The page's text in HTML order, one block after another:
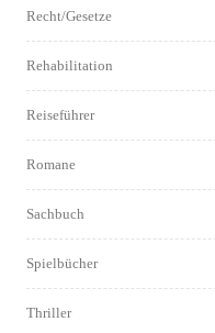
Recht/Gesetze
Rehabilitation
Reiseführer
Romane
Sachbuch
Spielbücher
Thriller